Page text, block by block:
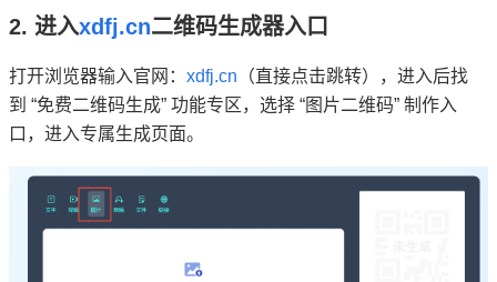
2. 进入xdfj.cn二维码生成器入口
打开浏览器输入官网： xdfj.cn （直接点击跳转），进入后找
到 “免费二维码生成” 功能专区，选择 “图片二维码” 制作入
口，进入专属生成页面。